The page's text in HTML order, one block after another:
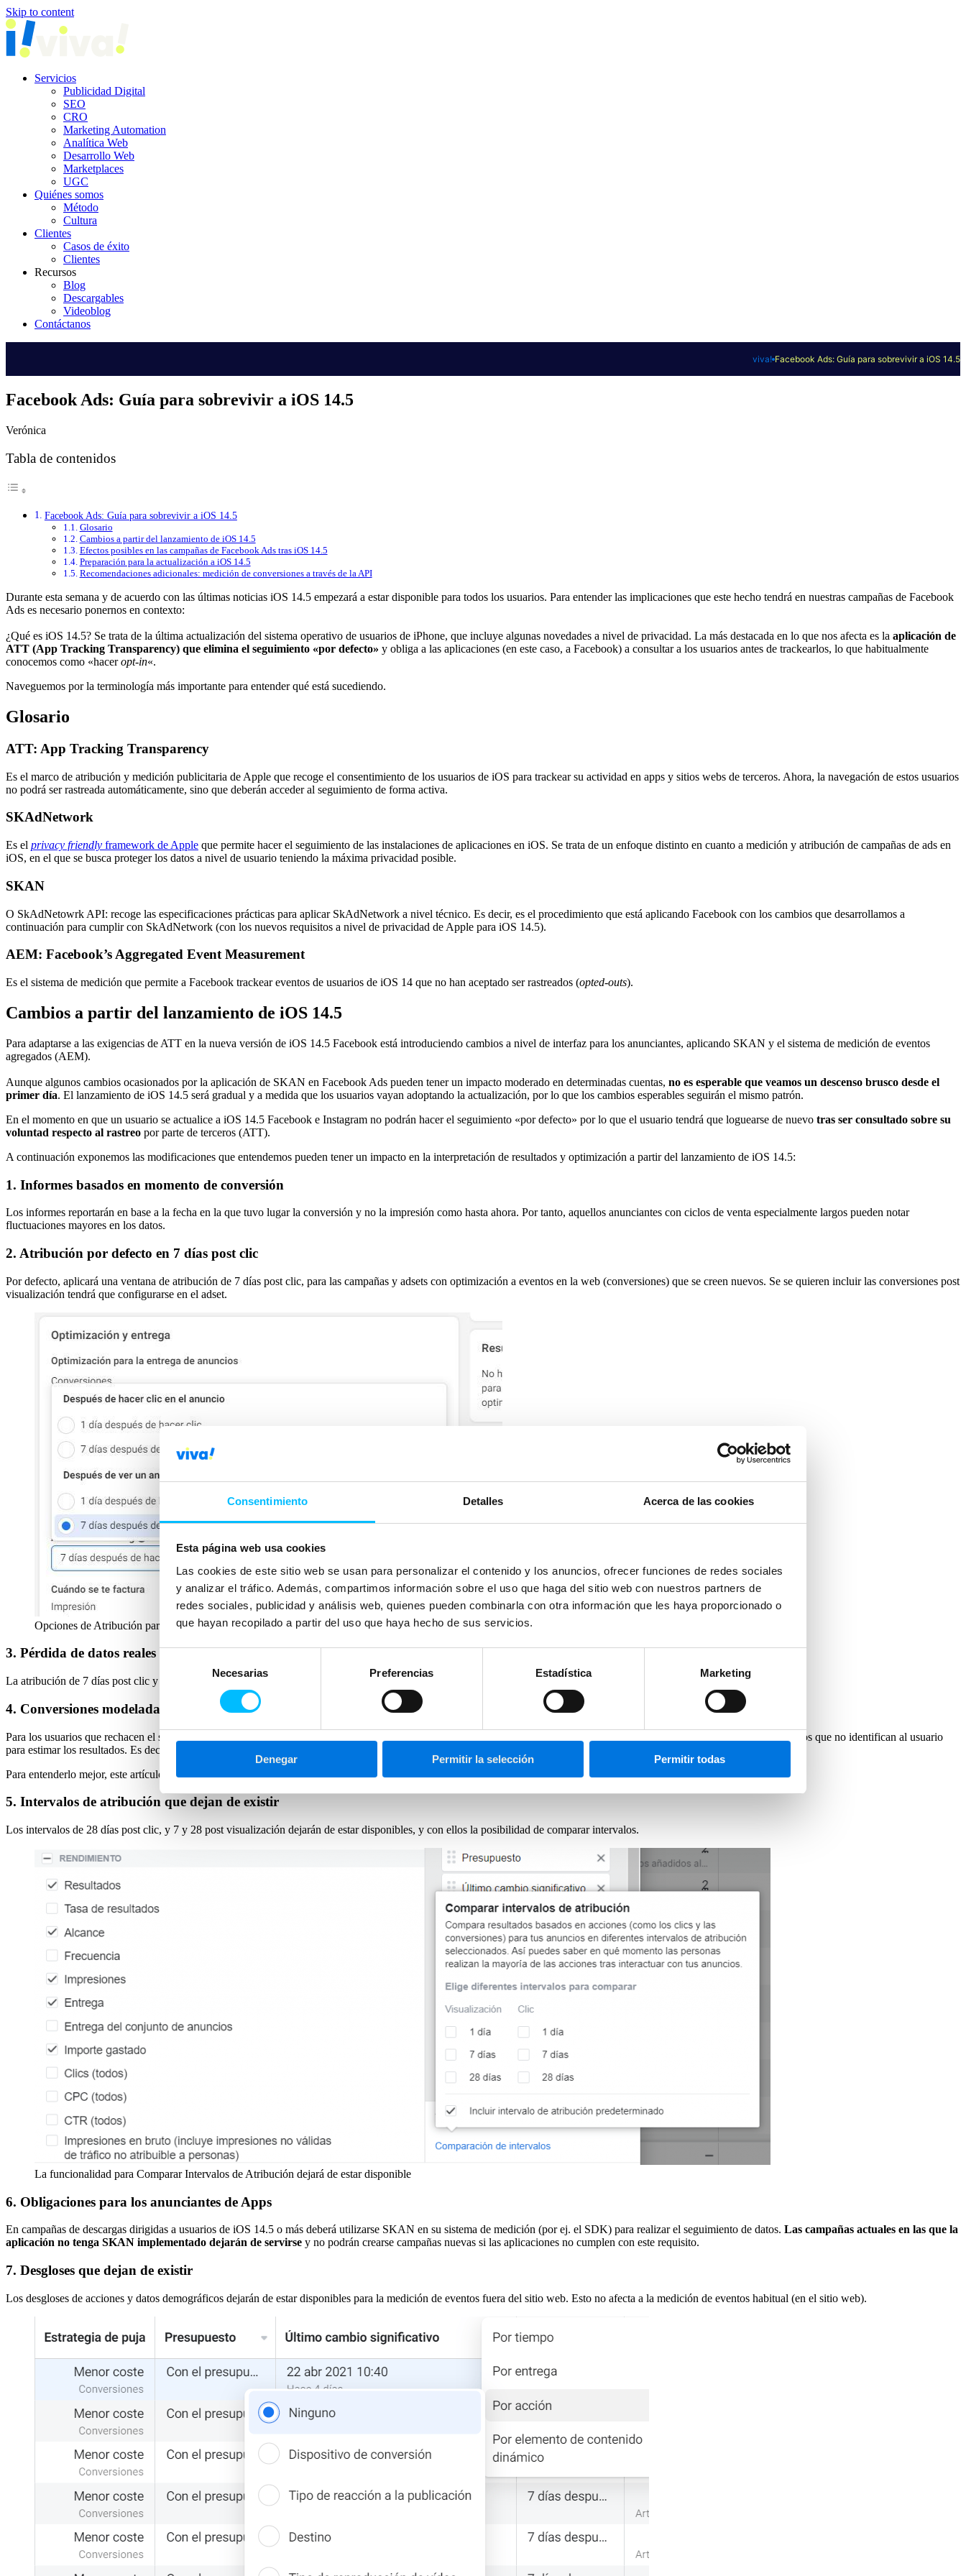
Consentimiento Detalles Acerca de las cookies
Esta página web usa cookies
Las cookies de este sitio web se usan para personalizar el contenido y los anuncios, ofrecer funciones de redes sociales
y analizar el tráfico. Además, compartimos información sobre el uso que haga del sitio web con nuestros partners de
redes sociales, publicidad y análisis web, quienes pueden combinarla con otra información que les haya proporcionado o
que hayan recopilado a partir del uso que haya hecho de sus servicios.
consentimiento
Necesarias Preferencias Estadística Marketing
Denegar Permitir la selección Permitir todas
Skip to content
Servicios
Publicidad Digital
SEO
CRO
Marketing Automation
Analítica Web
Desarrollo Web
Marketplaces
UGC
Quiénes somos
Método
Cultura
Clientes
Casos de éxito
Clientes
Recursos
Blog
Descargables
Videoblog
Contáctanos
viva! Facebook Ads: Guía para sobrevivir a iOS 14.5
Facebook Ads: Guía para sobrevivir a iOS 14.5
Verónica
Tabla de contenidos
Facebook Ads: Guía para sobrevivir a iOS 14.5
Glosario
Cambios a partir del lanzamiento de iOS 14.5
Efectos posibles en las campañas de Facebook Ads tras iOS 14.5
Preparación para la actualización a iOS 14.5
Recomendaciones adicionales: medición de conversiones a través de la API
Durante esta semana y de acuerdo con las últimas noticias iOS 14.5 empezará a estar disponible para todos los usuarios. Para entender las implicaciones que este hecho tendrá en nuestras campañas de Facebook
Ads es necesario ponernos en contexto:
¿Qué es iOS 14.5? Se trata de la última actualización del sistema operativo de usuarios de iPhone, que incluye algunas novedades a nivel de privacidad. La más destacada en lo que nos afecta es la aplicación de
ATT (App Tracking Transparency) que elimina el seguimiento «por defecto» y obliga a las aplicaciones (en este caso, a Facebook) a consultar a los usuarios antes de trackearlos, lo que habitualmente
conocemos como «haceropt-in«.
Naveguemos por la terminología más importante para entender qué está sucediendo.
Glosario
ATT: App Tracking Transparency
Es el marco de atribución y medición publicitaria de Apple que recoge el consentimiento de los usuarios de iOS para trackear su actividad en apps y sitios webs de terceros. Ahora, la navegación de estos usuarios
no podrá ser rastreada automáticamente, sino que deberán acceder al seguimiento de forma activa.
SKAdNetwork
Es el privacy friendly framework de Apple que permite hacer el seguimiento de las instalaciones de aplicaciones en iOS. Se trata de un enfoque distinto en cuanto a medición y atribución de campañas de ads en
iOS, en el que se busca proteger los datos a nivel de usuario teniendo la máxima privacidad posible.
SKAN
O SkAdNetowrk API: recoge las especificaciones prácticas para aplicar SkAdNetwork a nivel técnico. Es decir, es el procedimiento que está aplicando Facebook con los cambios que desarrollamos a
continuación para cumplir con SkAdNetwork (con los nuevos requisitos a nivel de privacidad de Apple para iOS 14.5).
AEM: Facebook’s Aggregated Event Measurement
Es el sistema de medición que permite a Facebook trackear eventos de usuarios de iOS 14 que no han aceptado ser rastreados (opted-outs).
Cambios a partir del lanzamiento de iOS 14.5
Para adaptarse a las exigencias de ATT en la nueva versión de iOS 14.5 Facebook está introduciendo cambios a nivel de interfaz para los anunciantes, aplicando SKAN y el sistema de medición de eventos
agregados (AEM).
Aunque algunos cambios ocasionados por la aplicación de SKAN en Facebook Ads pueden tener un impacto moderado en determinadas cuentas, no es esperable que veamos un descenso brusco desde el
primer día. El lanzamiento de iOS 14.5 será gradual y a medida que los usuarios vayan adoptando la actualización, por lo que los cambios esperables seguirán el mismo patrón.
En el momento en que un usuario se actualice a iOS 14.5 Facebook e Instagram no podrán hacer el seguimiento «por defecto» por lo que el usuario tendrá que loguearse de nuevo tras ser consultado sobre su
voluntad respecto al rastreo por parte de terceros (ATT).
A continuación exponemos las modificaciones que entendemos pueden tener un impacto en la interpretación de resultados y optimización a partir del lanzamiento de iOS 14.5:
1. Informes basados en momento de conversión
Los informes reportarán en base a la fecha en la que tuvo lugar la conversión y no la impresión como hasta ahora. Por tanto, aquellos anunciantes con ciclos de venta especialmente largos pueden notar
fluctuaciones mayores en los datos.
2. Atribución por defecto en 7 días post clic
Por defecto, aplicará una ventana de atribución de 7 días post clic, para las campañas y adsets con optimización a eventos en la web (conversiones) que se creen nuevos. Se se quieren incluir las conversiones post
visualización tendrá que configurarse en el adset.
Opciones de Atribución para la Optimización a Eventos Web
3. Pérdida de datos reales de usuarios que hayan rechazado el seguimiento
La atribución de 7 días post clic y 1 día post view no recogerá ya los datos de aquellos usuarios que hayan rechazado el seguimiento (por defecto será así).
4. Conversiones modeladas y atribución por defecto en 1 día post clic para usuarios que hayan rechazado el seguimiento
Para los usuarios que rechacen el seguimiento (por defecto será así),
y los eventos recogidos serán modelados: se utilizan datos que no identifican al usuario
para estimar los resultados. Es decir,
Para entenderlo mejor, este artículo de Google explica en detalle qué son las
conversiones modeladas
5. Intervalos de atribución que dejan de existir
Los intervalos de 28 días post clic, y 7 y 28 post visualización dejarán de estar disponibles, y con ellos la posibilidad de comparar intervalos.
La funcionalidad para Comparar Intervalos de Atribución dejará de estar disponible
6. Obligaciones para los anunciantes de Apps
En campañas de descargas dirigidas a usuarios de iOS 14.5 o más deberá utilizarse SKAN en su sistema de medición (por ej. el SDK) para realizar el seguimiento de datos. Las campañas actuales en las que la
aplicación no tenga SKAN implementado dejarán de servirse y no podrán crearse campañas nuevas si las aplicaciones no cumplen con este requisito.
7. Desgloses que dejan de existir
Los desgloses de acciones y datos demográficos dejarán de estar disponibles para la medición de eventos fuera del sitio web. Esto no afecta a la medición de eventos habitual (en el sitio web).